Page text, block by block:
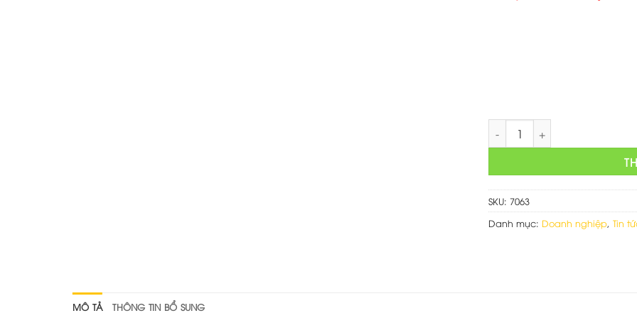
gốc
SKU: 7063
Danh mục: Doanh nghiệp, Tin
MÔ TẢ THÔNG TIN BỔ SUNG